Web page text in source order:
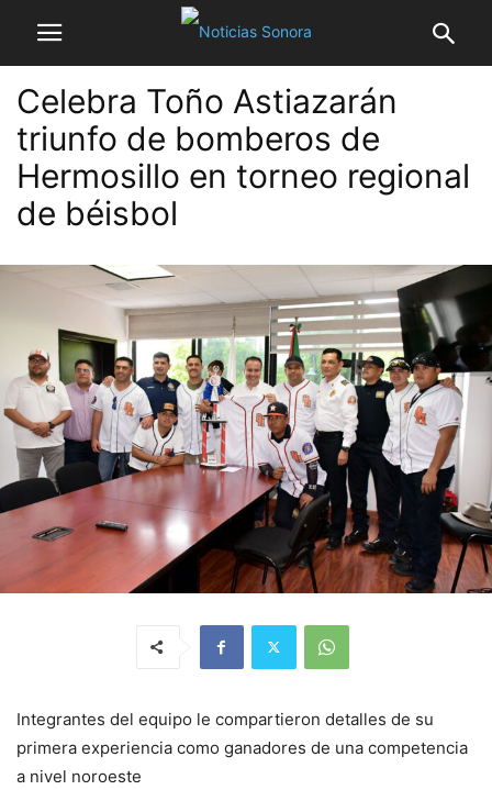
Celebra Toño Astiazarán
triunfo de bomberos de
Hermosillo en torneo regional
de béisbol
Integrantes del equipo le compartieron detalles de su
primera experiencia como ganadores de una competencia
a nivel noroeste